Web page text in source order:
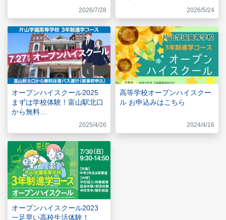
2026/7/28 2026/5/24
オープンハイスクール2025
まずは学校体験！富山駅北口
から無料…
2025/4/26
高等学校オープンハイスクー
ル お申込みはこちら
2024/4/16
オープンハイスクール2023
一足早い高校生活体験！